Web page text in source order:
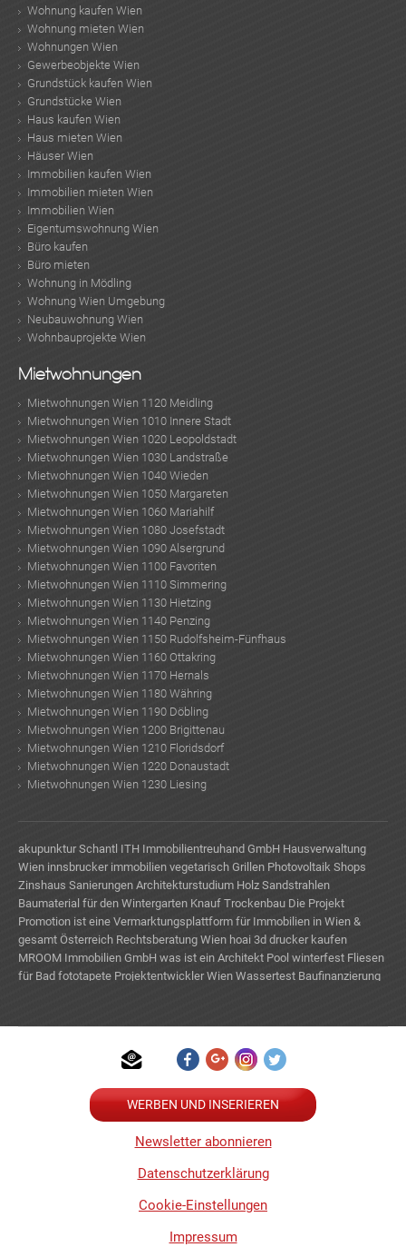
Wohnung kaufen Wien
Wohnung mieten Wien
Wohnungen Wien
Gewerbeobjekte Wien
Grundstück kaufen Wien
Grundstücke Wien
Haus kaufen Wien
Haus mieten Wien
Häuser Wien
Immobilien kaufen Wien
Immobilien mieten Wien
Immobilien Wien
Eigentumswohnung Wien
Büro kaufen
Büro mieten
Wohnung in Mödling
Wohnung Wien Umgebung
Neubauwohnung Wien
Wohnbauprojekte Wien
Mietwohnungen
Mietwohnungen Wien 1120 Meidling
Mietwohnungen Wien 1010 Innere Stadt
Mietwohnungen Wien 1020 Leopoldstadt
Mietwohnungen Wien 1030 Landstraße
Mietwohnungen Wien 1040 Wieden
Mietwohnungen Wien 1050 Margareten
Mietwohnungen Wien 1060 Mariahilf
Mietwohnungen Wien 1080 Josefstadt
Mietwohnungen Wien 1090 Alsergrund
Mietwohnungen Wien 1100 Favoriten
Mietwohnungen Wien 1110 Simmering
Mietwohnungen Wien 1130 Hietzing
Mietwohnungen Wien 1140 Penzing
Mietwohnungen Wien 1150 Rudolfsheim-Fünfhaus
Mietwohnungen Wien 1160 Ottakring
Mietwohnungen Wien 1170 Hernals
Mietwohnungen Wien 1180 Währing
Mietwohnungen Wien 1190 Döbling
Mietwohnungen Wien 1200 Brigittenau
Mietwohnungen Wien 1210 Floridsdorf
Mietwohnungen Wien 1220 Donaustadt
Mietwohnungen Wien 1230 Liesing
akupunktur Schantl ITH Immobilientreuhand GmbH Hausverwaltung
Wien innsbrucker immobilien vegetarisch Grillen Photovoltaik Shops
Zinshaus Sanierungen Architekturstudium Holz Sandstrahlen
Baumaterial für den Wintergarten Knauf Trockenbau Die Projekt
Promotion ist eine Vermarktungsplattform für Immobilien in Wien &
gesamt Österreich Rechtsberatung Wien hoai 3d drucker kaufen
MROOM Immobilien GmbH was ist ein Architekt Pool winterfest Fliesen
für Bad fototapete Projektentwickler Wien Wassertest Baufinanzierung
WERBEN UND INSERIEREN
Newsletter abonnieren
Datenschutzerklärung
Cookie-Einstellungen
Impressum